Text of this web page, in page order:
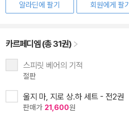
알라딘에 팔기
회원에게 팔기
카르페디엠 (총 31권)
스피릿 베어의 기적
절판
울지 마, 지로 상.하 세트 - 전2권
판매가 21,600원